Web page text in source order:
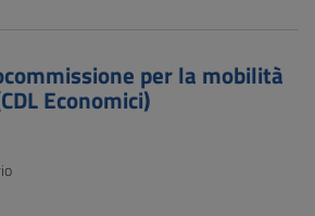
per la mobilità
Economici)